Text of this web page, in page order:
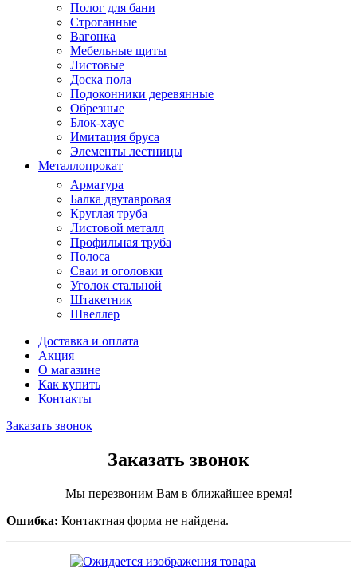
Полог для бани
Строганные
Вагонка
Мебельные щиты
Листовые
Доска пола
Подоконники деревянные
Обрезные
Блок-хаус
Имитация бруса
Элементы лестницы
Металлопрокат
Арматура
Балка двутавровая
Круглая труба
Листовой металл
Профильная труба
Полоса
Сваи и оголовки
Уголок стальной
Штакетник
Швеллер
Доставка и оплата
Акция
О магазине
Как купить
Контакты
Заказать звонок
Заказать звонок
Мы перезвоним Вам в ближайшее время!
Ошибка: Контактная форма не найдена.